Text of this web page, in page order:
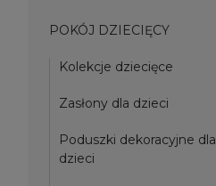
POKÓJ DZIECIĘCY
Kolekcje dziecięce
Zasłony dla dzieci
Poduszki dekoracyjne dla
dzieci